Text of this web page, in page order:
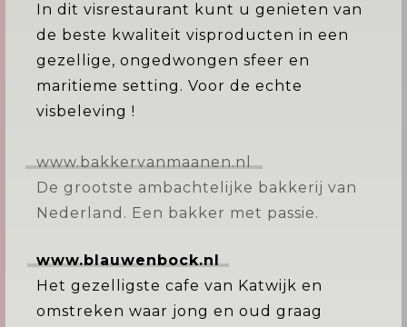
In dit visrestaurant kunt u genieten van
de beste kwaliteit visproducten in een
gezellige, ongedwongen sfeer en
maritieme setting. Voor de echte
visbeleving !
www.bakkervanmaanen.nl
De grootste ambachtelijke bakkerij van
Nederland. Een bakker met passie.
www.blauwenbock.nl
Het gezelligste cafe van Katwijk en
omstreken waar jong en oud graag